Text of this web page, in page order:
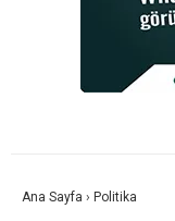
Ana Sayfa › Politika